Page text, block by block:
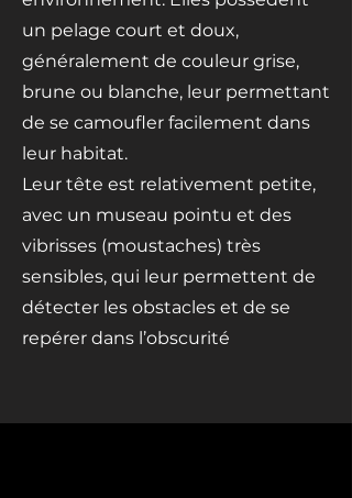
un pelage court et doux,
généralement de couleur grise,
brune ou blanche, leur permettant
de se camoufler facilement dans
leur habitat.
Leur tête est relativement petite,
avec un museau pointu et des
vibrisses (moustaches) très
sensibles, qui leur permettent de
détecter les obstacles et de se
repérer dans l’obscurité